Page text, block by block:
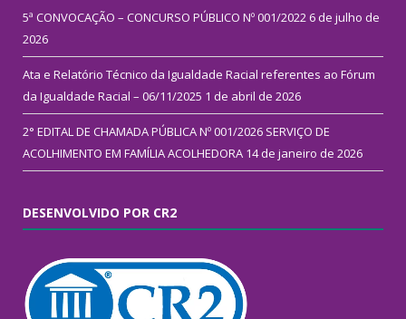
5ª CONVOCAÇÃO – CONCURSO PÚBLICO Nº 001/2022 6 de julho de
2026
Ata e Relatório Técnico da Igualdade Racial referentes ao Fórum
da Igualdade Racial – 06/11/2025 1 de abril de 2026
2° EDITAL DE CHAMADA PÚBLICA Nº 001/2026 SERVIÇO DE
ACOLHIMENTO EM FAMÍLIA ACOLHEDORA 14 de janeiro de 2026
DESENVOLVIDO POR CR2